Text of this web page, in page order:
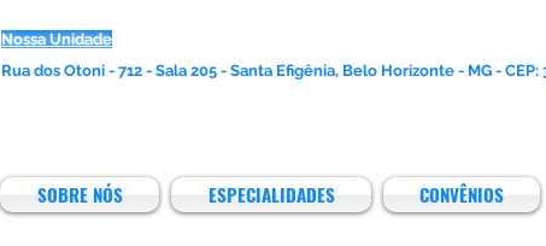
SOBRE NÓS ESPECIALIDADES CONVÊNIOS
Nossa Unidade
Rua dos Otoni - 712 - Sala 205 - Santa Efigênia, Belo Horizonte - MG - CEP: